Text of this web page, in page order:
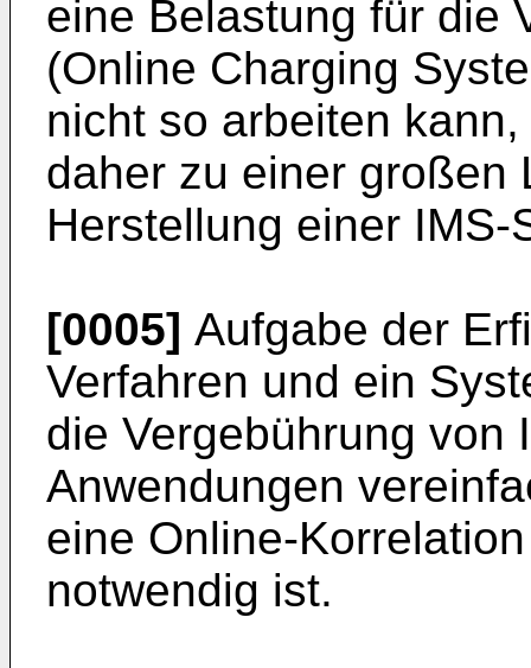
eine Belastung für die
(Online Charging
nicht so arbeiten
daher zu einer großen
Herstellung einer IMS-
[0005] Aufgabe der
Verfahren und ein
die Vergebührung von
Anwendungen
eine Online-
notwendig ist.